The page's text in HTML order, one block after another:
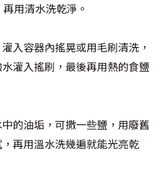
用清水洗乾淨。
入容器內搖晃或用毛刷清洗，
灌入搖刷，最後再用熱的食鹽
的油垢，可撒一些鹽，用廢舊
再用溫水洗幾遍就能光亮乾